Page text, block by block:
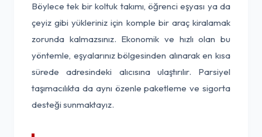
Böylece tek bir koltuk takımı, öğrenci eşyası ya da
çeyiz gibi yükleriniz için komple bir araç kiralamak
zorunda kalmazsınız. Ekonomik ve hızlı olan bu
yöntemle, eşyalarınız bölgesinden alınarak en kısa
sürede adresindeki alıcısına ulaştırılır. Parsiyel
taşımacılıkta da aynı özenle paketleme ve sigorta
desteği sunmaktayız.